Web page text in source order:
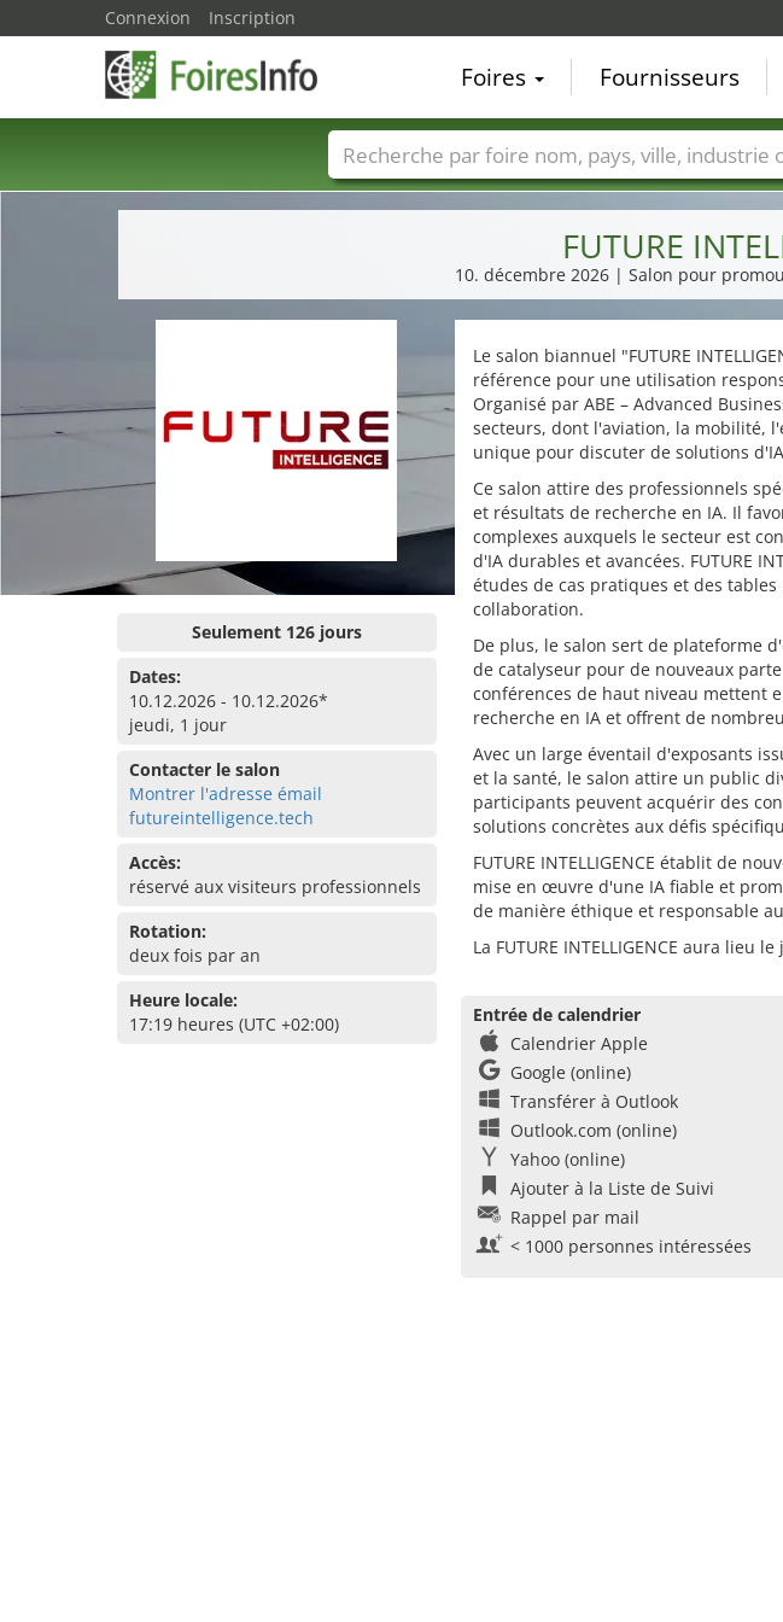
FUTURE
10. décembre 2026 | Salon pour
Seulement 126 jours
Dates:
10.12.2026 - 10.12.2026*
jeudi, 1 jour
Contacter le salon
Montrer l'adresse émail
futureintelligence.tech
Accès:
réservé aux visiteurs professionnels
Rotation:
deux fois par an
Heure locale:
17:19 heures (UTC +02:00)
Le salon biannuel "FUTURE
référence pour une utilisation
Organisé par ABE – Advanced
secteurs, dont l'aviation, la mobilité,
unique pour discuter de solutions
Ce salon attire des professionnels
et résultats de recherche en IA. Il
complexes auxquels le secteur est
d'IA durables et avancées. FUTURE
études de cas pratiques et des
collaboration.
De plus, le salon sert de plateforme
de catalyseur pour de nouveaux
conférences de haut niveau mettent
recherche en IA et offrent de
Avec un large éventail d'exposants
et la santé, le salon attire un public
participants peuvent acquérir des
solutions concrètes aux défis
FUTURE INTELLIGENCE établit de
mise en œuvre d'une IA fiable et
de manière éthique et responsable
La FUTURE INTELLIGENCE aura lieu
Entrée de calendrier
Calendrier Apple
Google (online)
Transférer à Outlook
Outlook.com (online)
Yahoo (online)
Ajouter à la Liste de Suivi
Rappel par mail
< 1000 personnes intéressées
Connexion Inscription
Foires Fournisseurs
Foire noms Pays Villes Secteurs de